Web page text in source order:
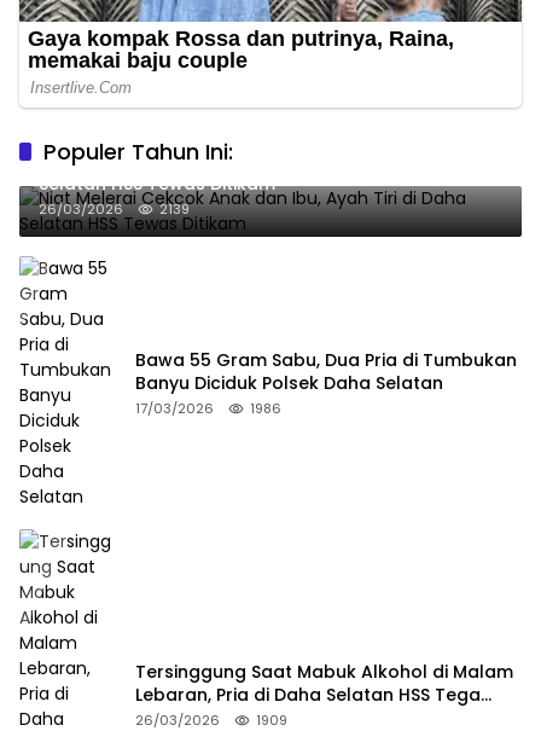
Populer Tahun Ini:
Niat Melerai Cekcok Anak dan Ibu, Ayah Tiri di Daha
Selatan HSS Tewas Ditikam
26/03/2026 2139
Bawa 55 Gram Sabu, Dua Pria di Tumbukan
Banyu Diciduk Polsek Daha Selatan
17/03/2026 1986
Tersinggung Saat Mabuk Alkohol di Malam
Lebaran, Pria di Daha Selatan HSS Tega
Tusuk Teman Sendiri
26/03/2026 1909